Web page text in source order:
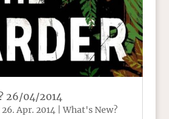
26/04/2014
26. Apr. 2014 |What's New?